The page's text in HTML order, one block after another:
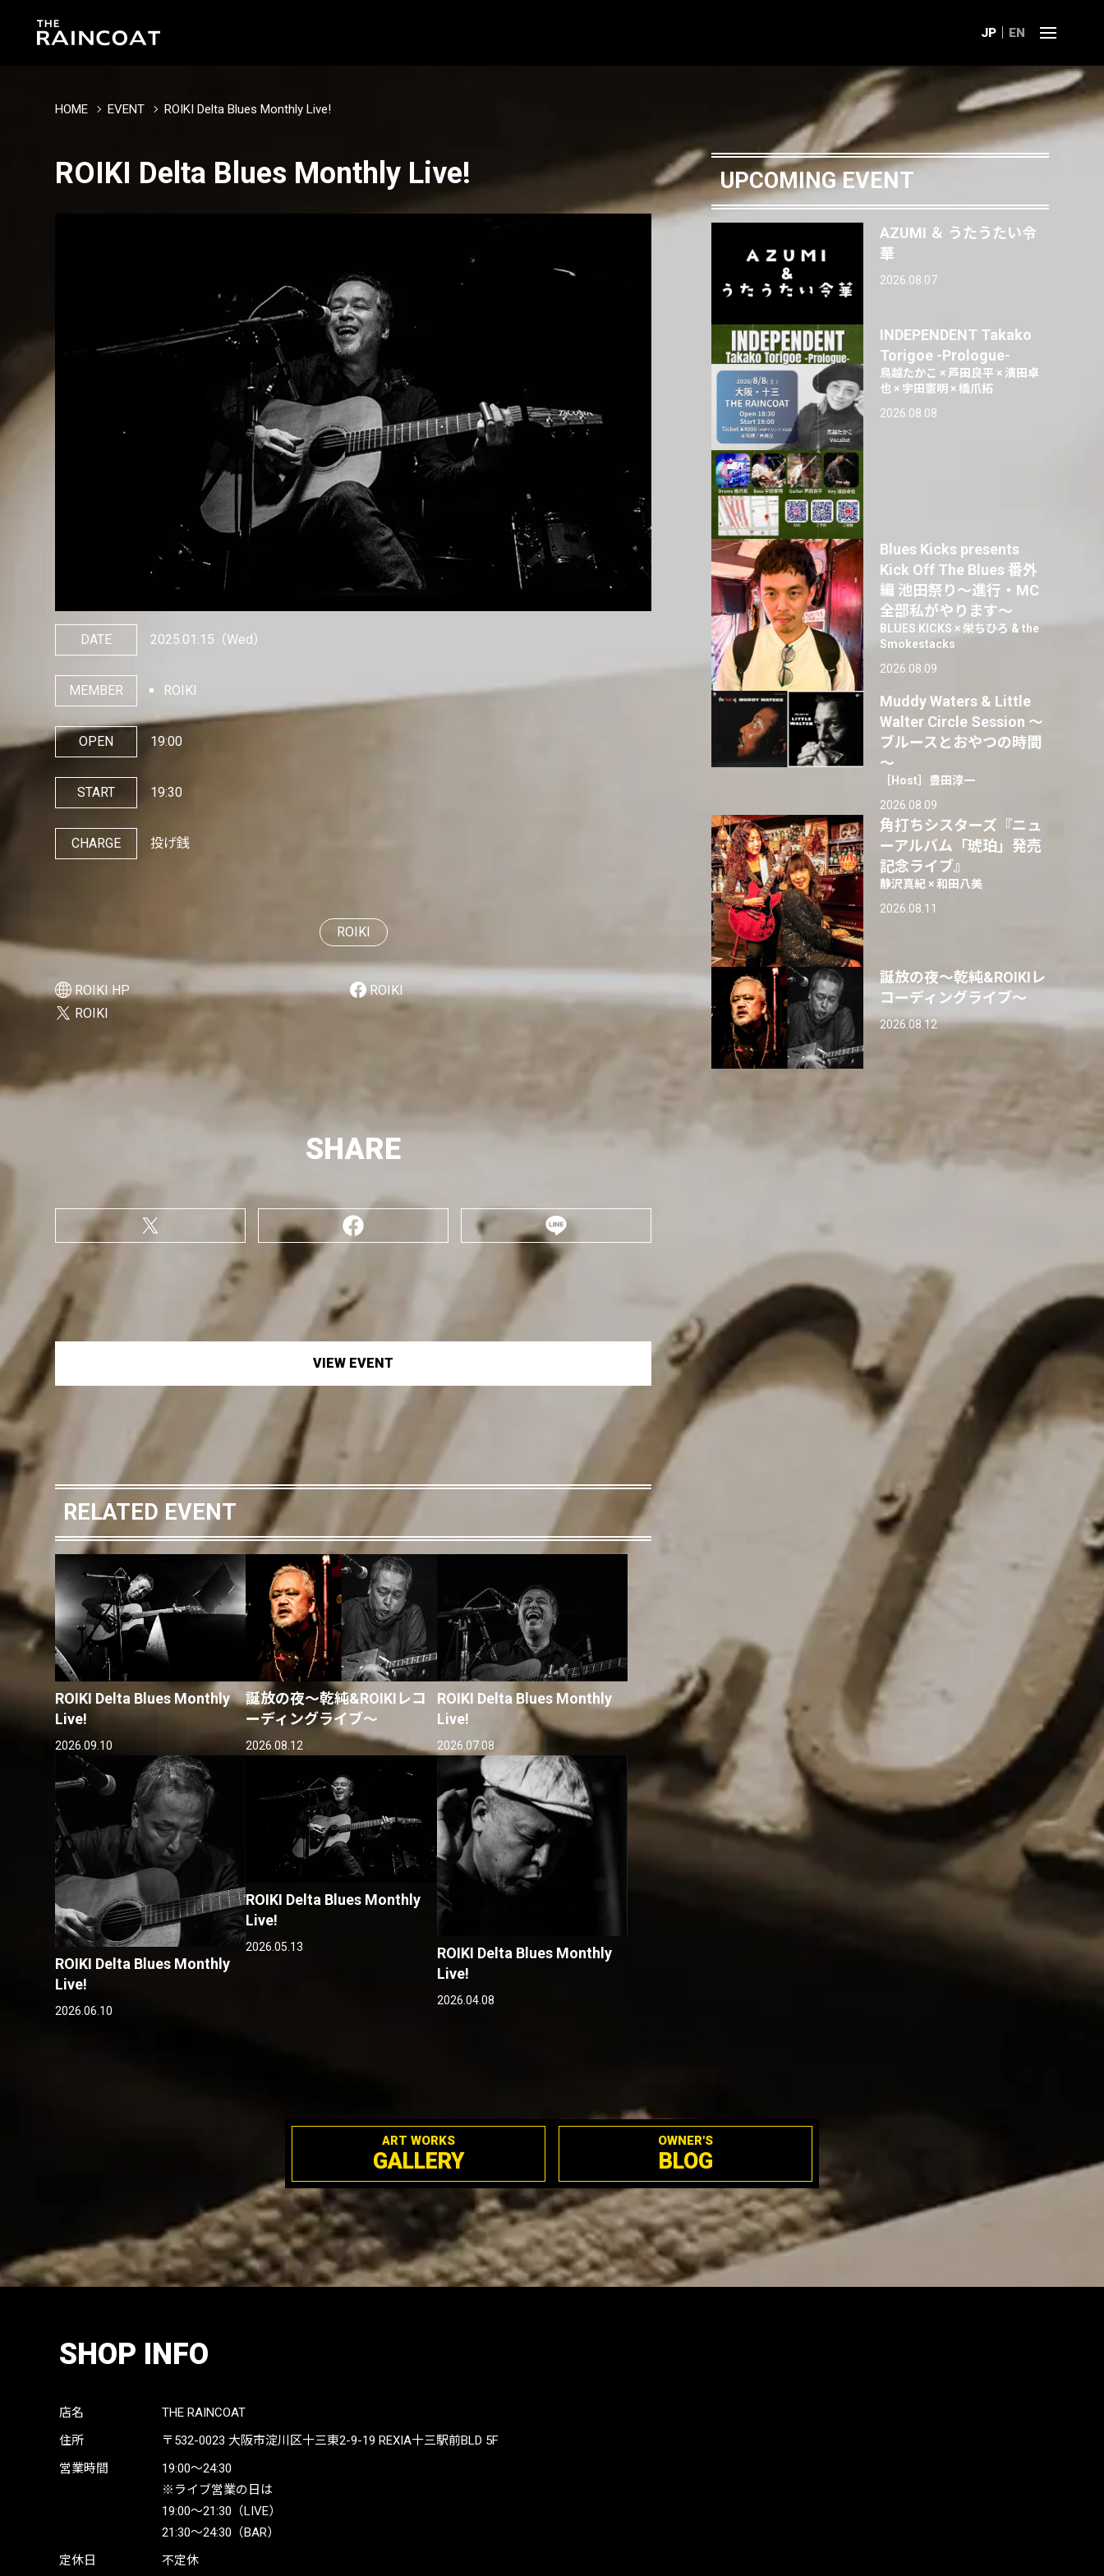
JP EN
HOME EVENT ROIKI Delta Blues Monthly Live!
ROIKI Delta Blues Monthly Live!
DATE 2025.01.15 （Wed）
MEMBER ROIKI
OPEN 19:00
START 19:30
CHARGE 投げ銭
ROIKI
ROIKI HP
ROIKI
ROIKI
SHARE
VIEW EVENT
RELATED EVENT
ROIKI Delta Blues Monthly
Live!
2026.09.10
誕放の夜〜乾純&ROIKIレコ
ーディングライブ〜
2026.08.12
ROIKI Delta Blues Monthly
Live!
2026.07.08
ROIKI Delta Blues Monthly
Live!
2026.06.10
ROIKI Delta Blues Monthly
Live!
2026.05.13
ROIKI Delta Blues Monthly
Live!
2026.04.08
UPCOMING EVENT
AZUMI ＆ うたうたい令
華
2026.08.07
INDEPENDENT Takako
Torigoe -Prologue-
鳥越たかこ × 芦田良平 × 濱田卓
也 × 宇田憲明 × 橋爪拓
2026.08.08
Blues Kicks presents
Kick Off The Blues 番外
編 池田祭り〜進行・MC
全部私がやります〜
BLUES KICKS × 栄ちひろ & the
Smokestacks
2026.08.09
Muddy Waters & Little
Walter Circle Session ～
ブルースとおやつの時間
～
［Host］豊田淳一
2026.08.09
角打ちシスターズ『ニュ
ーアルバム「琥珀」発売
記念ライブ』
静沢真紀 × 和田八美
2026.08.11
誕放の夜〜乾純&ROIKIレ
コーディングライブ〜
2026.08.12
ART WORKS
GALLERY
OWNER'S
BLOG
SHOP INFO
店名
THE RAINCOAT
住所
〒532-0023 大阪市淀川区十三東2-9-19 REXIA十三駅前BLD 5F
営業時間
19:00〜24:30
※ライブ営業の日は
19:00〜21:30（LIVE）
21:30〜24:30（BAR）
定休日
不定休